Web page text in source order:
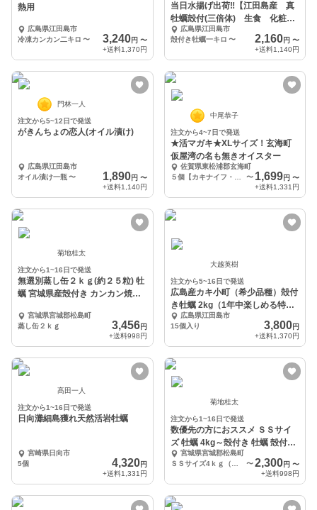
熱用
広島県江田島市
冷凍カンカン二キロ 〜 3,240円 〜
+送料1,370円
当日水揚げ出荷‼︎【江田島産 真
牡蠣殻付(三倍体) 生食 化粧箱
なし】
広島県江田島市
殻付き牡蠣一キロ 〜 2,160円 〜
+送料1,140円
門林一人
注文から5~12日で発送
がきんちょの恋人(オイル漬け)
広島県江田島市
オイル漬け一瓶〜 1,890円 〜
+送料1,140円
中尾恭子
注文から4~7日で発送
★活マガキ★XLサイズ！玄海町
仮屋湾の名も無きオイスター
佐賀県東松浦郡玄海町
〜 1,699円 〜
+送料1,331円
菊地桂太
注文から1~16日で発送
無選別蒸し缶２ｋｇ(約２５粒) 牡
蠣 宮城県産殻付き カンカン焼き
宮城県宮城郡松島町
蒸し缶２ｋｇ
3,456円
+送料998円
大越英樹
注文から5~16日で発送
広島産カキ小町（希少品種）殻付
き牡蠣 2kg（1年中楽しめる特別
な広島かき）
広島県江田島市
15個入り
3,800円
+送料1,370円
髙田一人
注文から1~16日で発送
日向灘細島獲れ天然活岩牡蠣
宮崎県日向市
5個
4,320円
+送料1,331円
菊地桂太
注文から1~16日で発送
数優先の方におススメ ＳＳサイ
ズ 牡蠣 4kg～殻付き 牡蠣 殻付
き 加熱用
宮城県宮城郡松島町
〜2,300円 〜
+送料998円